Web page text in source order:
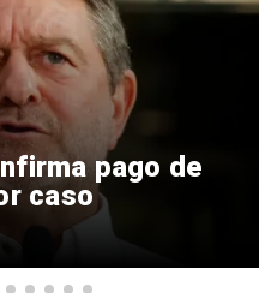
pago de
caso